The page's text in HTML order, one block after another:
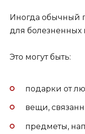
Иногда обычный
для
Это могут быть:
подарки от
вещи,
предметы,